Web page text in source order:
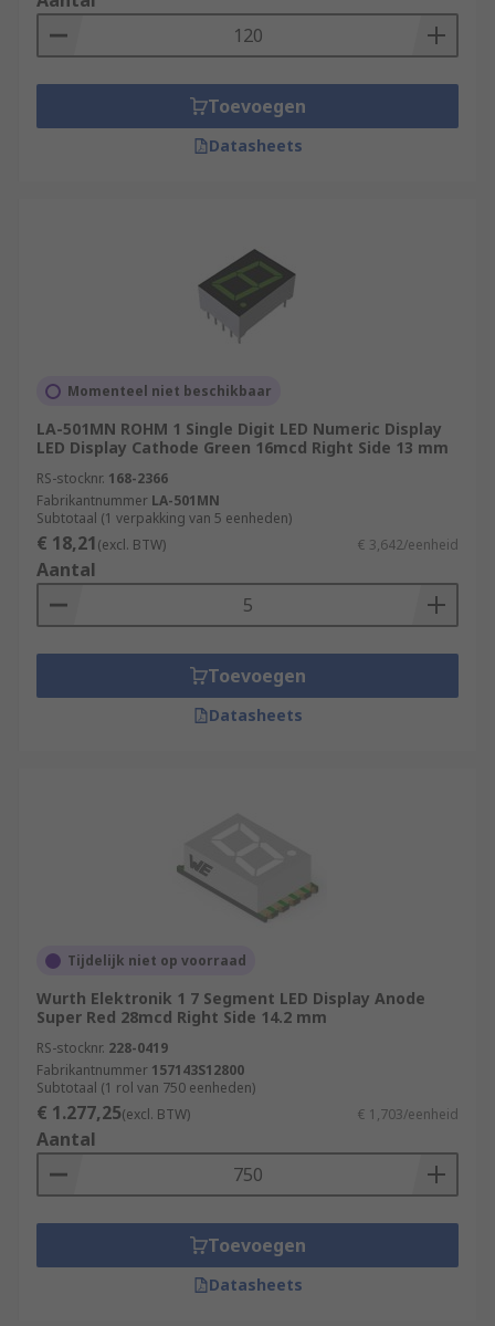
Toevoegen
Datasheets
Momenteel niet beschikbaar
LA-501MN ROHM 1 Single Digit LED Numeric Display
LED Display Cathode Green 16mcd Right Side 13 mm
RS-stocknr. 168-2366
Fabrikantnummer LA-501MN
Subtotaal (1 verpakking van 5 eenheden)
€ 18,21(excl. BTW) € 3,642/eenheid
Aantal
Toevoegen
Datasheets
Tijdelijk niet op voorraad
Wurth Elektronik 1 7 Segment LED Display Anode
Super Red 28mcd Right Side 14.2 mm
RS-stocknr. 228-0419
Fabrikantnummer 157143S12800
Subtotaal (1 rol van 750 eenheden)
€ 1.277,25(excl. BTW) € 1,703/eenheid
Aantal
Toevoegen
Datasheets